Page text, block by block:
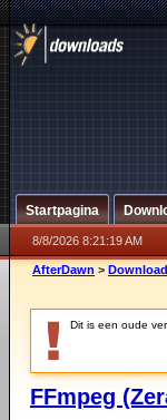
Startpagina
8/8/2026 8:21:19 AM
AfterDawn >
Dit is een oude
FFmpeg